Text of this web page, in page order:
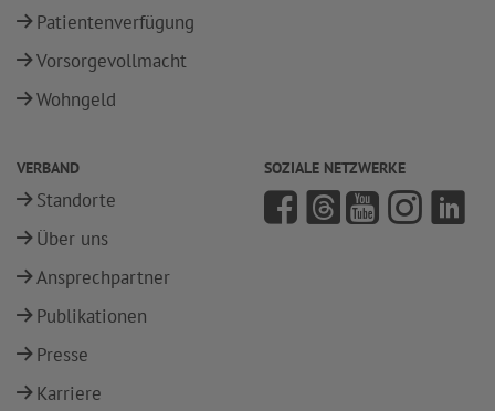
Patientenverfügung
Vorsorgevollmacht
Wohngeld
VERBAND
Standorte
Über uns
Ansprechpartner
Publikationen
Presse
Karriere
SOZIALE NETZWERKE